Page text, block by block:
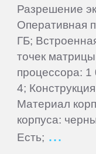
Разрешение
Оперативная
ГБ;
точек
процессора:
4;
Материал
корпуса:
Есть;
Aoson
Archos
Armix
Assistant